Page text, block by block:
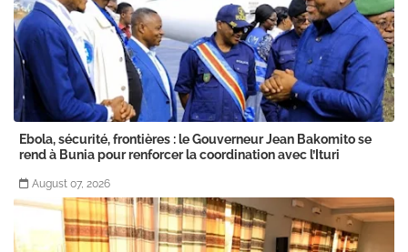
Ebola, sécurité, frontières : le Gouverneur Jean Bakomito se
rend à Bunia pour renforcer la coordination avec l’Ituri
August 07, 2026